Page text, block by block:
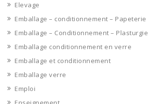
Elevage
Emballage – conditionnement – Papeterie
Emballage – Conditionnement – Plasturgie
Emballage conditionnement en verre
Emballage et conditionnement
Emballage verre
Emploi